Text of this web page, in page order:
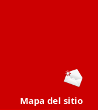
Mapa del sitio